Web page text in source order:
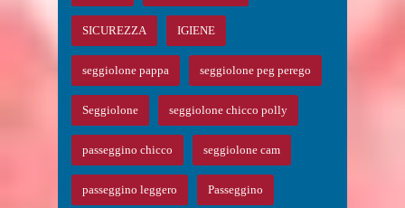
SICUREZZA IGIENE
seggiolone pappa seggiolone peg perego
Seggiolone seggiolone chicco polly
passeggino chicco seggiolone cam
passeggino leggero Passeggino